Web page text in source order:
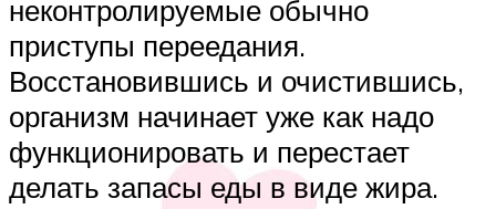
неконтролируемые обычно
приступы переедания.
Восстановившись и очистившись,
организм начинает уже как надо
функционировать и перестает
делать запасы еды в виде жира.